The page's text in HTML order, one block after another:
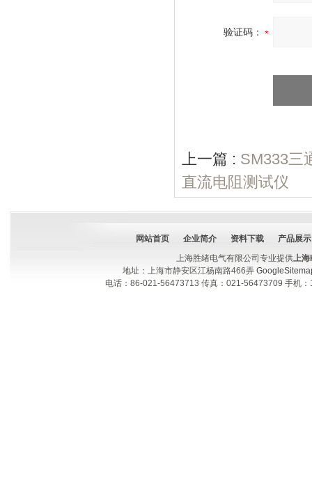
验证码：
上一篇 : SM333三
直流电阻测试仪
网站首页 企业简介 资料下载
产品展示
上海胜绪电气有限公司专业提供上海
地址：上海市静安区江杨南路466弄
电话：86-021-56473713 传真：021-56473709 手机